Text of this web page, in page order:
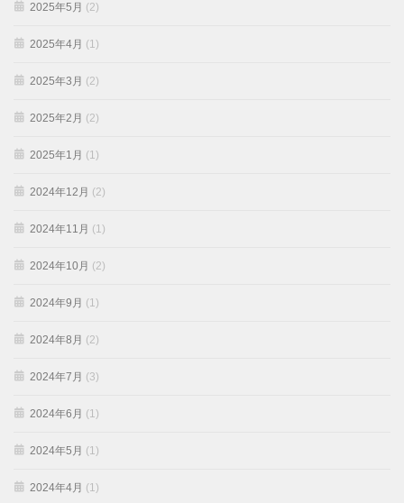
2025年5月 (2)
2025年4月 (1)
2025年3月 (2)
2025年2月 (2)
2025年1月 (1)
2024年12月 (2)
2024年11月 (1)
2024年10月 (2)
2024年9月 (1)
2024年8月 (2)
2024年7月 (3)
2024年6月 (1)
2024年5月 (1)
2024年4月 (1)